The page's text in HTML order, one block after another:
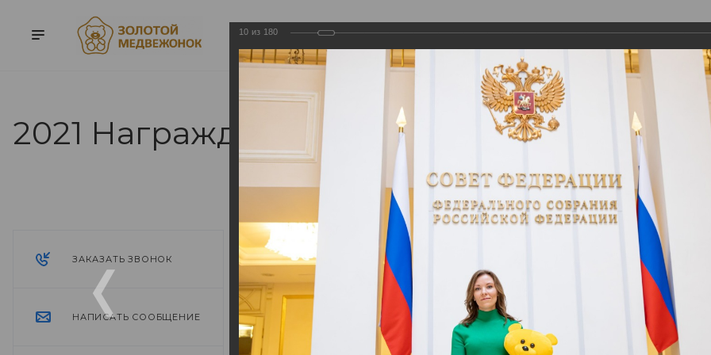
О ПРЕМИИ НОМИНАЦИИ ЭКСПЕРТЫ
2021 Награждение
ЗАКАЗАТЬ ЗВОНОК
НАПИСАТЬ СООБЩЕНИЕ
2021 Награждение
26.04.2022
10 из 180